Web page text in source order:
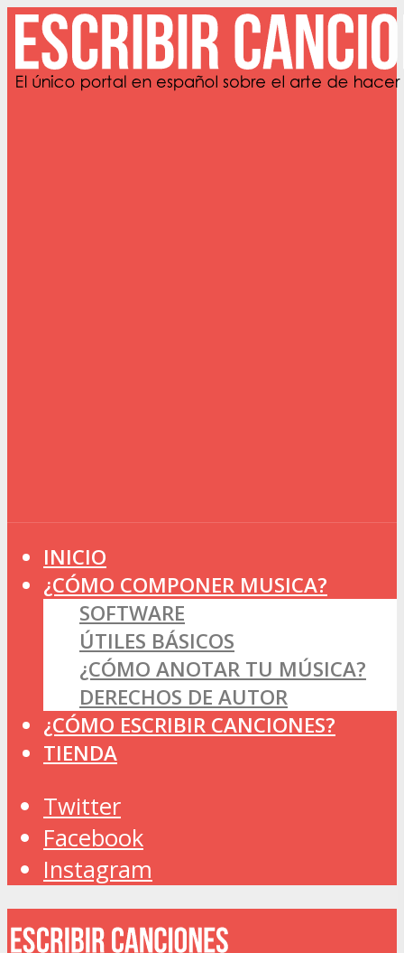
INICIO
¿CÓMO COMPONER MUSICA?
SOFTWARE
ÚTILES BÁSICOS
¿CÓMO ANOTAR TU MÚSICA?
DERECHOS DE AUTOR
¿CÓMO ESCRIBIR CANCIONES?
TIENDA
Twitter
Facebook
Instagram